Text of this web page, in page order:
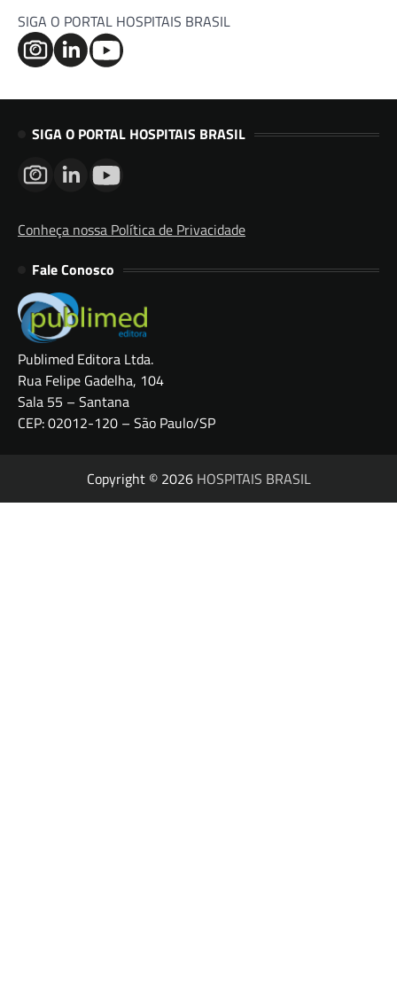
SIGA O PORTAL HOSPITAIS BRASIL
SIGA O PORTAL HOSPITAIS BRASIL
Conheça nossa Política de Privacidade
Fale Conosco
Publimed Editora Ltda.
Rua Felipe Gadelha, 104
Sala 55 – Santana
CEP: 02012-120 – São Paulo/SP
Copyright © 2026 HOSPITAIS BRASIL